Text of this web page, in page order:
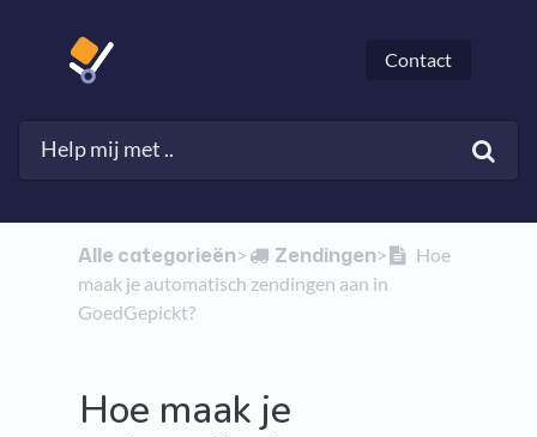
Contact
Alle categorieën​>​ ​Zendingen​>​
Hoe
maak je automatisch zendingen aan in
GoedGepickt?
Hoe maak je